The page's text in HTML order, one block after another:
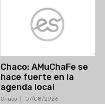
Chaco: AMuChaFe se
hace fuerte en la
agenda local
Chaco 07/08/2026